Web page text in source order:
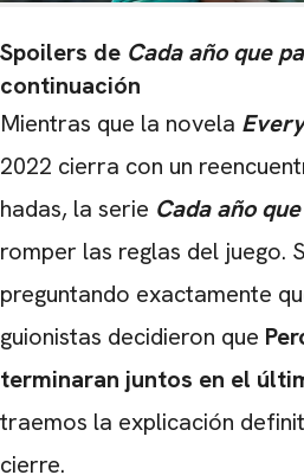
Spoilers de Cada año que
continuación
Mientras que la novela
2022 cierra con un
hadas, la serie Cada año
romper las reglas del juego.
preguntando exactamente
guionistas decidieron que
terminaran juntos en el
traemos la explicación
cierre.